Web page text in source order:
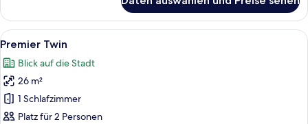
Double
Alle
Fotos
für
Premier
Twin
anzeigen
Ein Hotelzimmer mit zwei Betten,
3
Premier Twin
Blick auf die Stadt
26 m²
1 Schlafzimmer
Platz für 2 Personen